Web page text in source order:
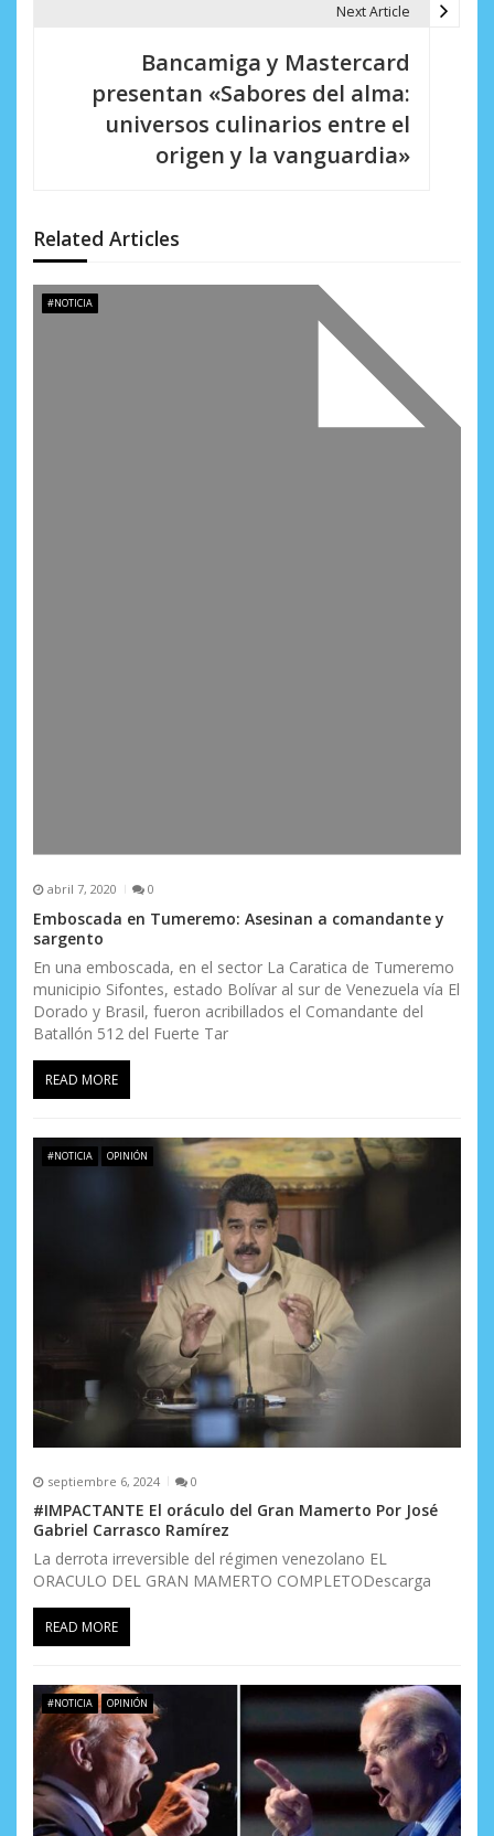
d
e
e
Next Article
Bancamiga y Mastercard
presentan «Sabores del alma:
universos culinarios entre el
origen y la vanguardia»
Related Articles
#NOTICIA
abril 7, 2020 0
Emboscada en Tumeremo: Asesinan a comandante y
sargento
En una emboscada, en el sector La Caratica de Tumeremo
municipio Sifontes, estado Bolívar al sur de Venezuela vía El
Dorado y Brasil, fueron acribillados el Comandante del
Batallón 512 del Fuerte Tar
READ MORE
#NOTICIA OPINIÓN
septiembre 6, 2024 0
#IMPACTANTE El oráculo del Gran Mamerto Por José
Gabriel Carrasco Ramírez
La derrota irreversible del régimen venezolano EL
ORACULO DEL GRAN MAMERTO COMPLETODescarga
READ MORE
#NOTICIA OPINIÓN